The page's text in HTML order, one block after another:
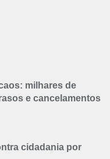
milhares de
e cancelamentos
cidadania por